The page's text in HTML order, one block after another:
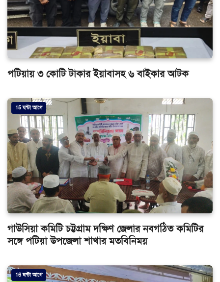
পটিয়ায় ৩ কোটি টাকার ইয়াবাসহ ৬ বাইকার আটক
15 ঘন্টা আগে
গাউসিয়া কমিটি চট্টগ্রাম দক্ষিণ জেলার নবগঠিত কমিটির
সঙ্গে পটিয়া উপজেলা শাখার মতবিনিময়
16 ঘন্টা আগে